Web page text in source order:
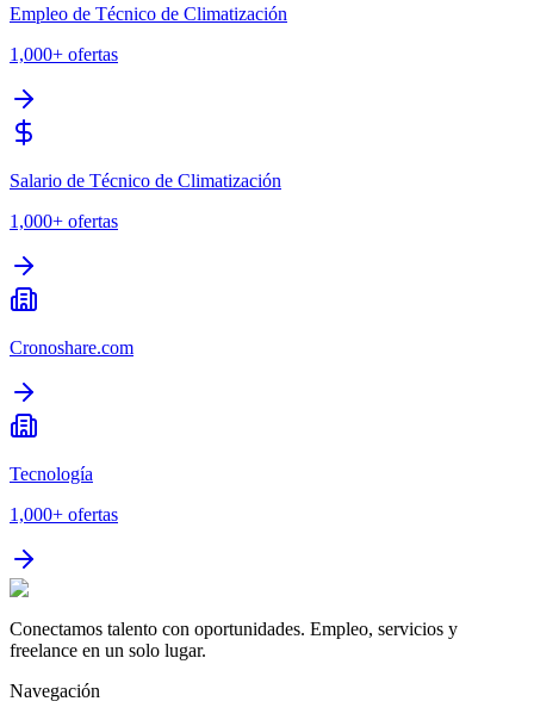
Empleo de Técnico de Climatización
1,000+ ofertas
Salario de Técnico de Climatización
1,000+ ofertas
Cronoshare.com
Tecnología
1,000+ ofertas
Conectamos talento con oportunidades. Empleo, servicios y
freelance en un solo lugar.
Navegación